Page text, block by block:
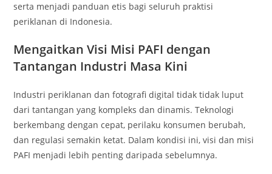
serta menjadi panduan etis bagi seluruh praktisi
periklanan di Indonesia.
Mengaitkan Visi Misi PAFI dengan
Tantangan Industri Masa Kini
Industri periklanan dan fotografi digital tidak tidak luput
dari tantangan yang kompleks dan dinamis. Teknologi
berkembang dengan cepat, perilaku konsumen berubah,
dan regulasi semakin ketat. Dalam kondisi ini, visi dan misi
PAFI menjadi lebih penting daripada sebelumnya.